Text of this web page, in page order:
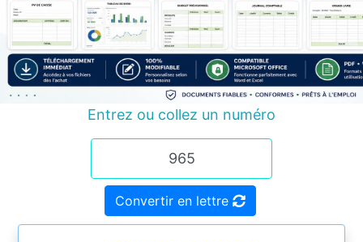
Entrez ou collez un numéro
Convertir en lettre